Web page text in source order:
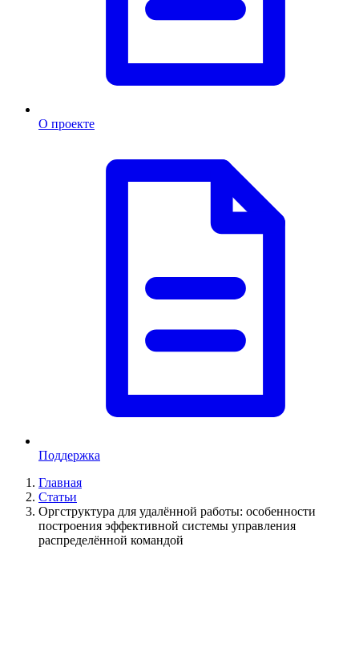
О проекте
Поддержка
Главная
Статьи
Оргструктура для удалённой работы: особенности
построения эффективной системы управления
распределённой командой